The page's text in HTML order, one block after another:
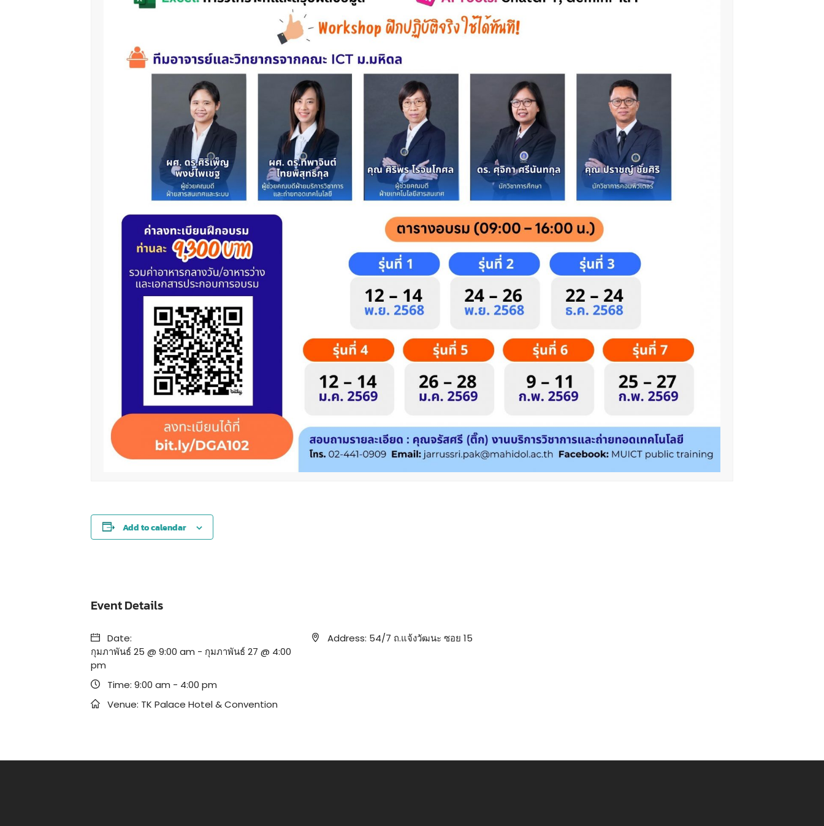
Add to calendar
Event Details
Date:
กุมภาพันธ์ 25 @ 9:00 am - กุมภาพันธ์ 27 @ 4:00
pm
Time: 9:00 am - 4:00 pm
Venue: TK Palace Hotel & Convention
Address: 54/7 ถ.แจ้งวัฒนะ ซอย 15